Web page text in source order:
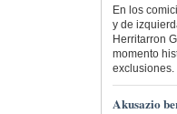
En los
y de
Herritarron
momento
exclusiones.
Akusazio